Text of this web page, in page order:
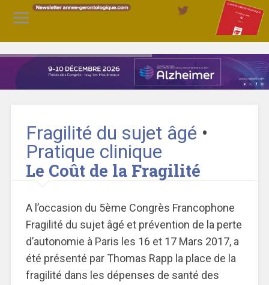
Fragilité du sujet âgé •
Pratique clinique
Le Coût de la Fragilité
A l’occasion du 5ème Congrès Francophone
Fragilité du sujet âgé et prévention de la perte
d’autonomie à Paris les 16 et 17 Mars 2017, a
été présenté par Thomas Rapp la place de la
fragilité dans les dépenses de santé des